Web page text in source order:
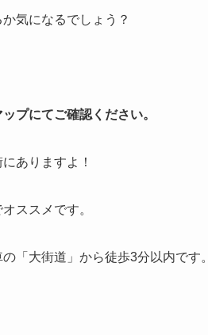
気になるでしょう？
プにてご確認ください。
ありますよ！
ススメです。
「大街道」から徒歩3分以内です。